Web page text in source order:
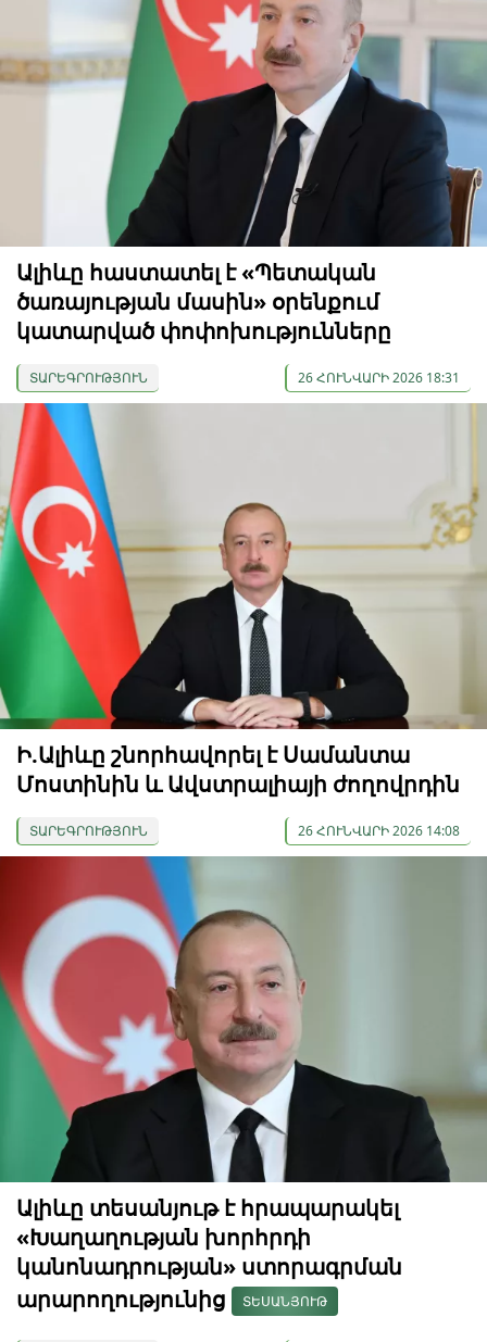
Ալիևը հաստատել է «Պետական
ծառայության մասին» օրենքում
կատարված փոփոխությունները
ՏԱՐԵԳՐՈՒԹՅՈՒՆ 26 ՀՈՒՆՎԱՐԻ 2026 18:31
Ի.Ալիևը շնորհավորել է Սամանտա
Մոստինին և Ավստրալիայի ժողովրդին
ՏԱՐԵԳՐՈՒԹՅՈՒՆ 26 ՀՈՒՆՎԱՐԻ 2026 14:08
Ալիևը տեսանյութ է հրապարակել
«Խաղաղության խորհրդի
կանոնադրության» ստորագրման
արարողությունից
ՏԵՍԱՆՅՈՒԹ